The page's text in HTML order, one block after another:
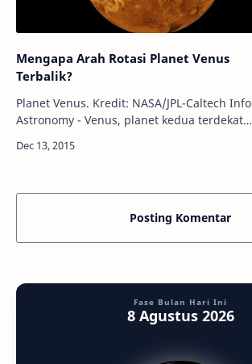
Mengapa Arah Rotasi Planet Venus
Terbalik?
Planet Venus. Kredit: NASA/JPL-Caltech Info
Astronomy - Venus, planet kedua terdekat
planet-planet lainnya, ia bergerak pada …
Posting Komentar
Fase Bulan Hari Ini
8 Agustus 2026